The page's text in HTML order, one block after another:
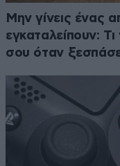
Μην γίνεις ένας
εγκαταλείπουν: Τι
σου όταν